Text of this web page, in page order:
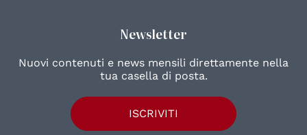
Newsletter
Nuovi contenuti e news mensili direttamente nella
tua casella di posta.
ISCRIVITI